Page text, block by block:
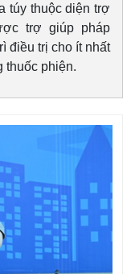
túy thuộc diện trợ
trợ giúp pháp
điều trị cho ít nhất
thuốc phiện.